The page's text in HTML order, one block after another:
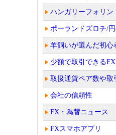
ハンガリーフォリン
ポーランドズロチ/
羊飼いが選んだ初心
少額で取引できる
取扱通貨ペア数や取
会社の信頼性
FX・為替ニュース
FXスマホアプリ